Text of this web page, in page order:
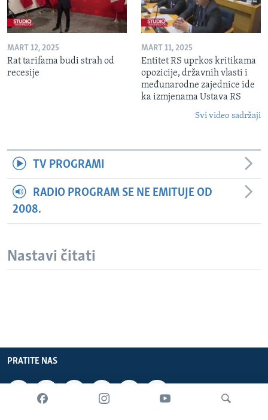
MART 12, 2025
Rat tarifama budi strah od
recesije
MART 11, 2025
Entitet RS uprkos kritikama
opozicije, državnih vlasti i
međunarodne zajednice ide
ka izmjenama Ustava RS
Svi video sadržaji
TV PROGRAMI
RADIO PROGRAM SE NE EMITUJE OD
2008.
Nastavi čitati
PRATITE NAS